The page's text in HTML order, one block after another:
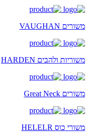
משורים VAUGHAN
משוריות ולהבים HARDEN
משורים Great Neck
משורי כוס HELELR